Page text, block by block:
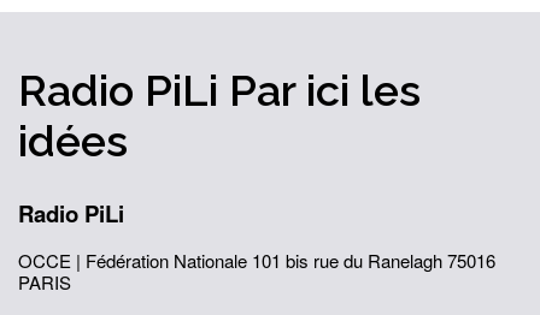
Radio PiLi Par ici les
idées
Radio PiLi
OCCE | Fédération Nationale 101 bis rue du Ranelagh75016
PARIS